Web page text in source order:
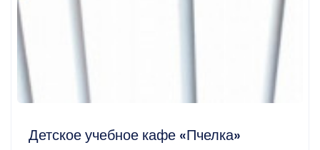
Детское учебное кафе «Пчелка»